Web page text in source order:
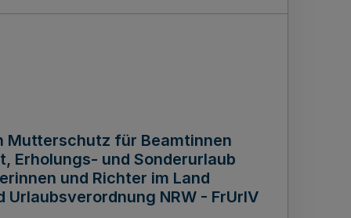
Mutterschutz für Beamtinnen
Erholungs- und Sonderurlaub
und Richter im Land
NRW - FrUrlV